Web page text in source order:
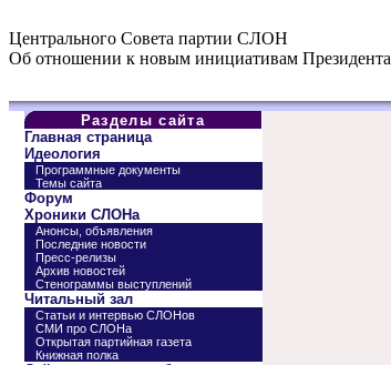
Центрального Совета партии СЛОН
Об отношении к новым инициативам Президента
Разделы сайта
Главная страница
Идеология
Программные документы
Темы сайта
Форум
Хроники СЛОНа
Анонсы, объявления
Последние новости
Пресс-релизы
Архив новостей
Стенограммы выступлений
Читальный зал
Статьи и интервью СЛОНов
СМИ про СЛОНа
Открытая партийная газета
Книжная полка